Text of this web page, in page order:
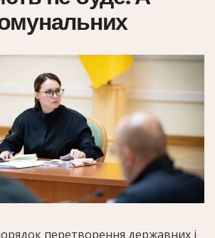
перетворення державних і